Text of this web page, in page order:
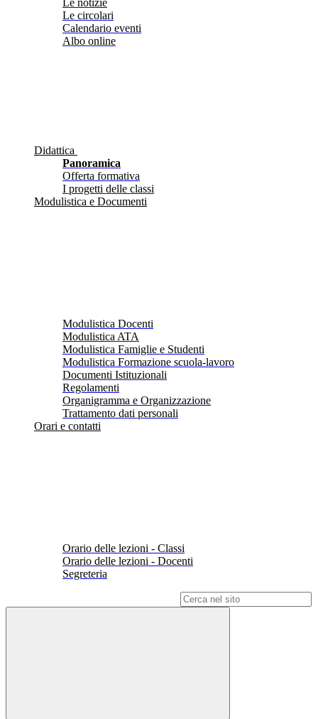
Le notizie
Le circolari
Calendario eventi
Albo online
Didattica
Panoramica
Offerta formativa
I progetti delle classi
Modulistica e Documenti
Modulistica Docenti
Modulistica ATA
Modulistica Famiglie e Studenti
Modulistica Formazione scuola-lavoro
Documenti Istituzionali
Regolamenti
Organigramma e Organizzazione
Trattamento dati personali
Orari e contatti
Orario delle lezioni - Classi
Orario delle lezioni - Docenti
Segreteria